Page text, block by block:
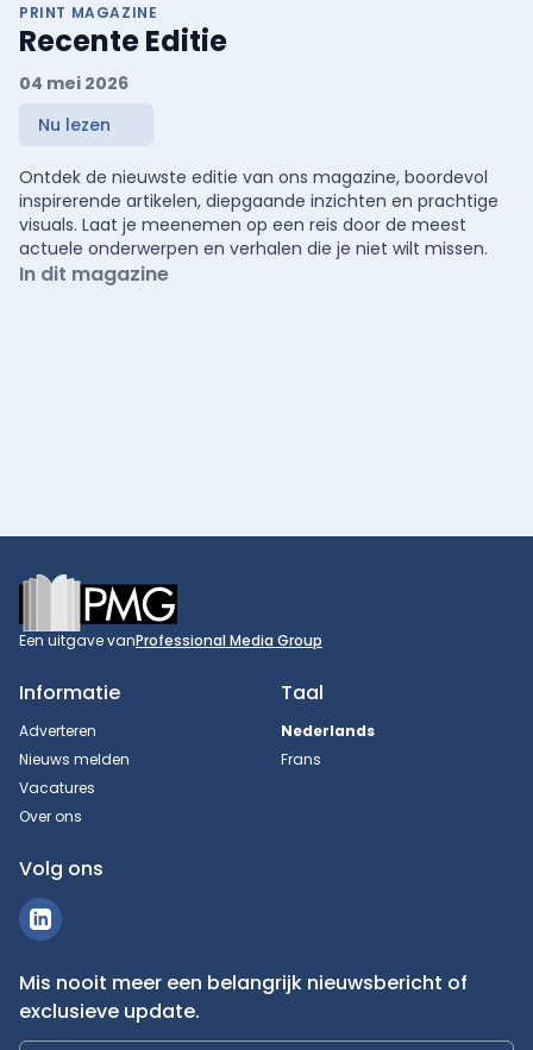
PRINT MAGAZINE
Recente Editie
04 mei 2026
Nu lezen
Ontdek de nieuwste editie van ons magazine, boordevol
inspirerende artikelen, diepgaande inzichten en prachtige
visuals. Laat je meenemen op een reis door de meest
actuele onderwerpen en verhalen die je niet wilt missen.
In dit magazine
Footer
Een uitgave vanProfessional Media Group
Informatie
Adverteren
Nieuws melden
Vacatures
Over ons
Taal
Nederlands
Frans
Volg ons
Mis nooit meer een belangrijk nieuwsbericht of
exclusieve update.